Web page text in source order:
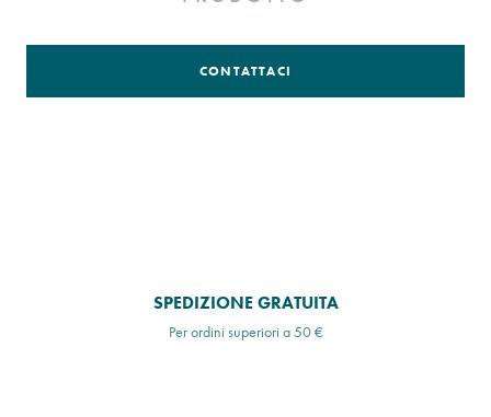
CONTATTACI
SPEDIZIONE GRATUITA
Per ordini superiori a 50 €